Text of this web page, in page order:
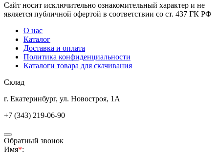
Сайт носит исключительно ознакомительный характер и не
является публичной офертой в соответствии со ст. 437 ГК РФ
О нас
Каталог
Доставка и оплата
Политика конфиденциальности
Каталоги товара для скачивания
Склад
г. Екатеринбург, ул. Новостроя, 1А
+7 (343) 219-06-90
Обратный звонок
Имя*: